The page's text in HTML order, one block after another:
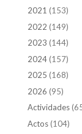
2021 (153)
2022 (149)
2023 (144)
2024(157)
2025 (168)
2026 (95)
Actividades
Actos(104)